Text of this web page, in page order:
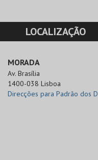
LOCALIZAÇÃO
MORADA
Av. Brasília
1400-038 Lisboa
Direcções para Padrão dos